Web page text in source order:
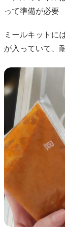
って準備が必要
ミールキットに
が入っていて、